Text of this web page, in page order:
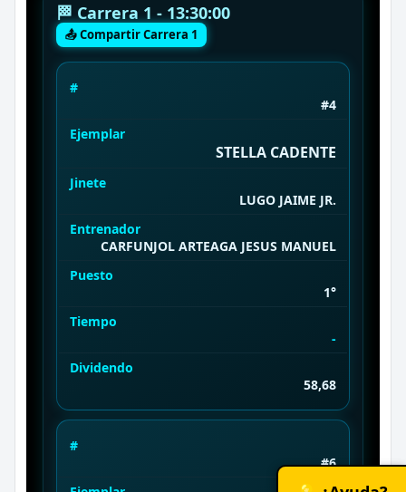
🏁 Carrera 1 - 13:30:00
📤 Compartir Carrera 1
#
#4
Ejemplar
STELLA CADENTE
Jinete
LUGO JAIME JR.
Entrenador
CARFUNJOL ARTEAGA JESUS MANUEL
Puesto
1°
Tiempo
-
Dividendo
58,68
#
#6